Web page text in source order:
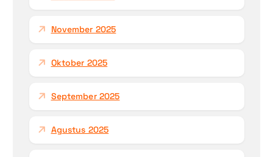
November 2025
Oktober 2025
September 2025
Agustus 2025